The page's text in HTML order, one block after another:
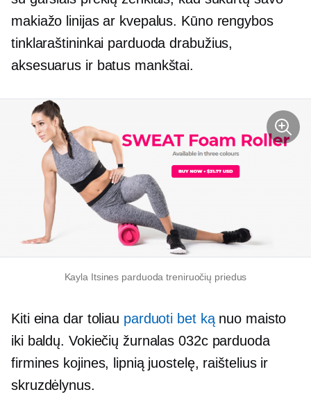
makiažo linijas ar kvepalus. Kūno rengybos
tinklaraštininkai parduoda drabužius,
aksesuarus ir batus mankštai.
Kayla Itsines parduoda treniruočių priedus
Kiti eina dar toliau parduoti bet kąnuo maisto
iki baldų. Vokiečių žurnalas 032с parduoda
firmines kojines, lipnią juostelę, raištelius ir
skruzdėlynus.